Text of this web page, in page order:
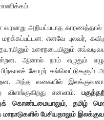
வரலாறு அறியப்படாத
மறக்கப்பட்டன. எனவே புலவர்,
உரைநடையினும்
ஆனால் நாம் எழுதும்
சோழர் கல்வெட்டுகளும்
அந்த வகையில்
எனலாம்.
கொண்டமையாலும், தமிழ்
மாநாடுகளில் பேசியதாலும்